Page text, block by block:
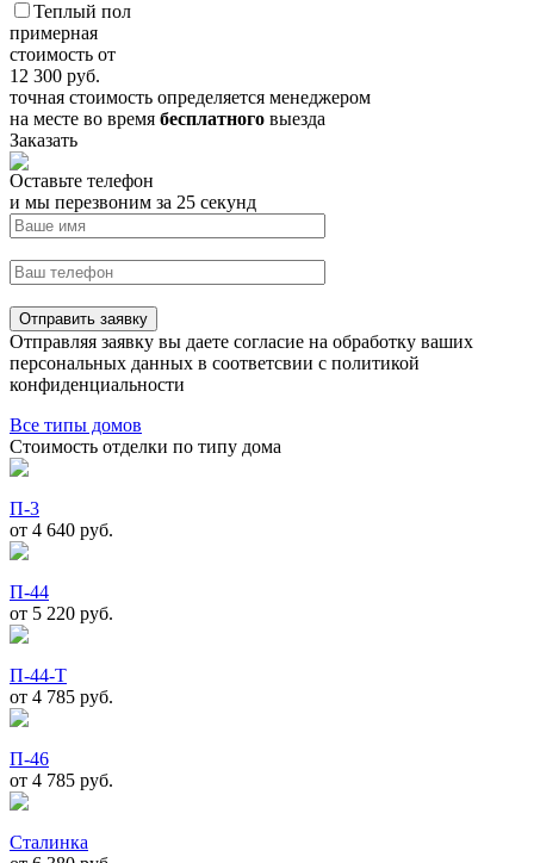
Теплый пол
примерная
стоимость от
12 300 руб.
точная стоимость определяется менеджером
на месте во время бесплатного выезда
Заказать
Оставьте телефон
и мы перезвоним за 25 секунд
Отправить заявку
Отправляя заявку вы даете согласие на обработку ваших
персональных данных в соответсвии с политикой
конфиденциальности
Все типы домов
Стоимость отделки по типу дома
П-3
от 4 640 руб.
П-44
от 5 220 руб.
П-44-Т
от 4 785 руб.
П-46
от 4 785 руб.
Сталинка